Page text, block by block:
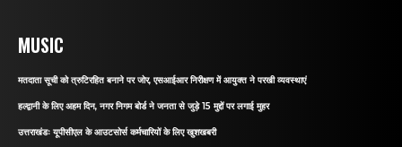
MUSIC
मतदाता सूची को त्रुटिरहित बनाने पर जोर, एसआईआर निरीक्षण में आयुक्त ने परखी व्यवस्थाएं
हल्द्वानी के लिए अहम दिन, नगर निगम बोर्ड ने जनता से जुड़े 15 मुद्दों पर लगाई मुहर
उत्तराखंडः यूपीसीएल के आउटसोर्स कर्मचारियों के लिए खुशखबरी